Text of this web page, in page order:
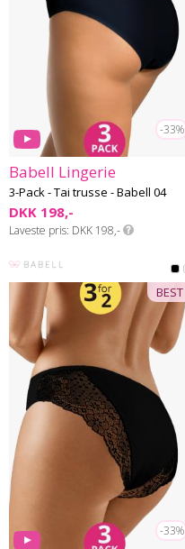
-33%
Babell Lingerie
3-Pack - Tai trusse - Babell 04
DKK 198,-
Laveste pris DKK 198,-
-33%
BEST